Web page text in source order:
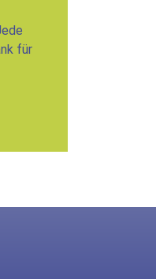
für